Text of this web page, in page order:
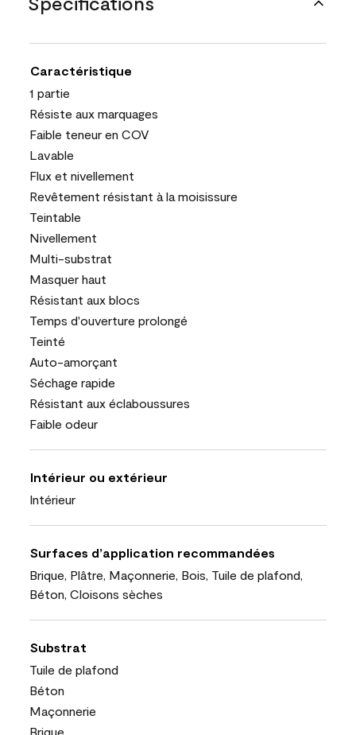
Caractéristique
1 partie
Résiste aux marquages
Faible teneur en COV
Lavable
Flux et nivellement
Revêtement résistant à la moisissure
Teintable
Nivellement
Multi-substrat
Masquer haut
Résistant aux blocs
Temps d'ouverture prolongé
Teinté
Auto-amorçant
Séchage rapide
Résistant aux éclaboussures
Faible odeur
Intérieur ou extérieur
Intérieur
Surfaces d’application recommandées
Brique, Plâtre, Maçonnerie, Bois, Tuile de plafond,
Béton, Cloisons sèches
Substrat
Tuile de plafond
Béton
Maçonnerie
Brique